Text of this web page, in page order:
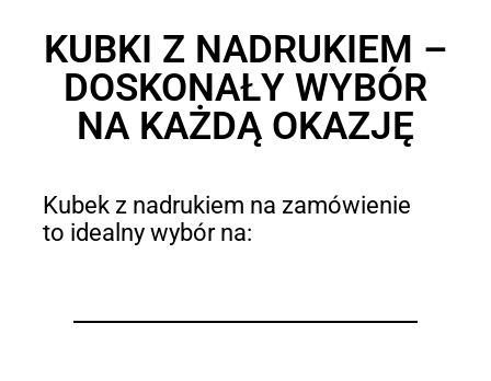
KUBKI Z NADRUKIEM –
DOSKONAŁY WYBÓR
NA KAŻDĄ OKAZJĘ
Kubek z nadrukiem na zamówienie
to idealny wybór na: